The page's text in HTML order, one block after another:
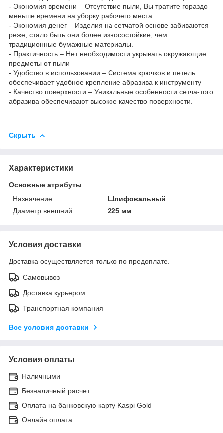
- Экономия времени – Отсутствие пыли, Вы тратите гораздо
меньше времени на уборку рабочего места
- Экономия денег – Изделия на сетчатой основе забиваются
реже, стало быть они более износостойкие, чем
традиционные бумажные материалы.
- Практичность – Нет необходимости укрывать окружающие
предметы от пыли
- Удобство в использовании – Система крючков и петель
обеспечивает удобное крепление абразива к инструменту
- Качество поверхности – Уникальные особенности сетча-того
абразива обеспечивают высокое качество поверхности.
Скрыть
Характеристики
Основные атрибуты
Назначение
Шлифовальный
Диаметр внешний
225 мм
Условия доставки
Доставка осуществляется только по предоплате.
Самовывоз
Доставка курьером
Транспортная компания
Все условия доставки
Условия оплаты
Наличными
Безналичный расчет
Оплата на банковскую карту Kaspi Gold
Онлайн оплата